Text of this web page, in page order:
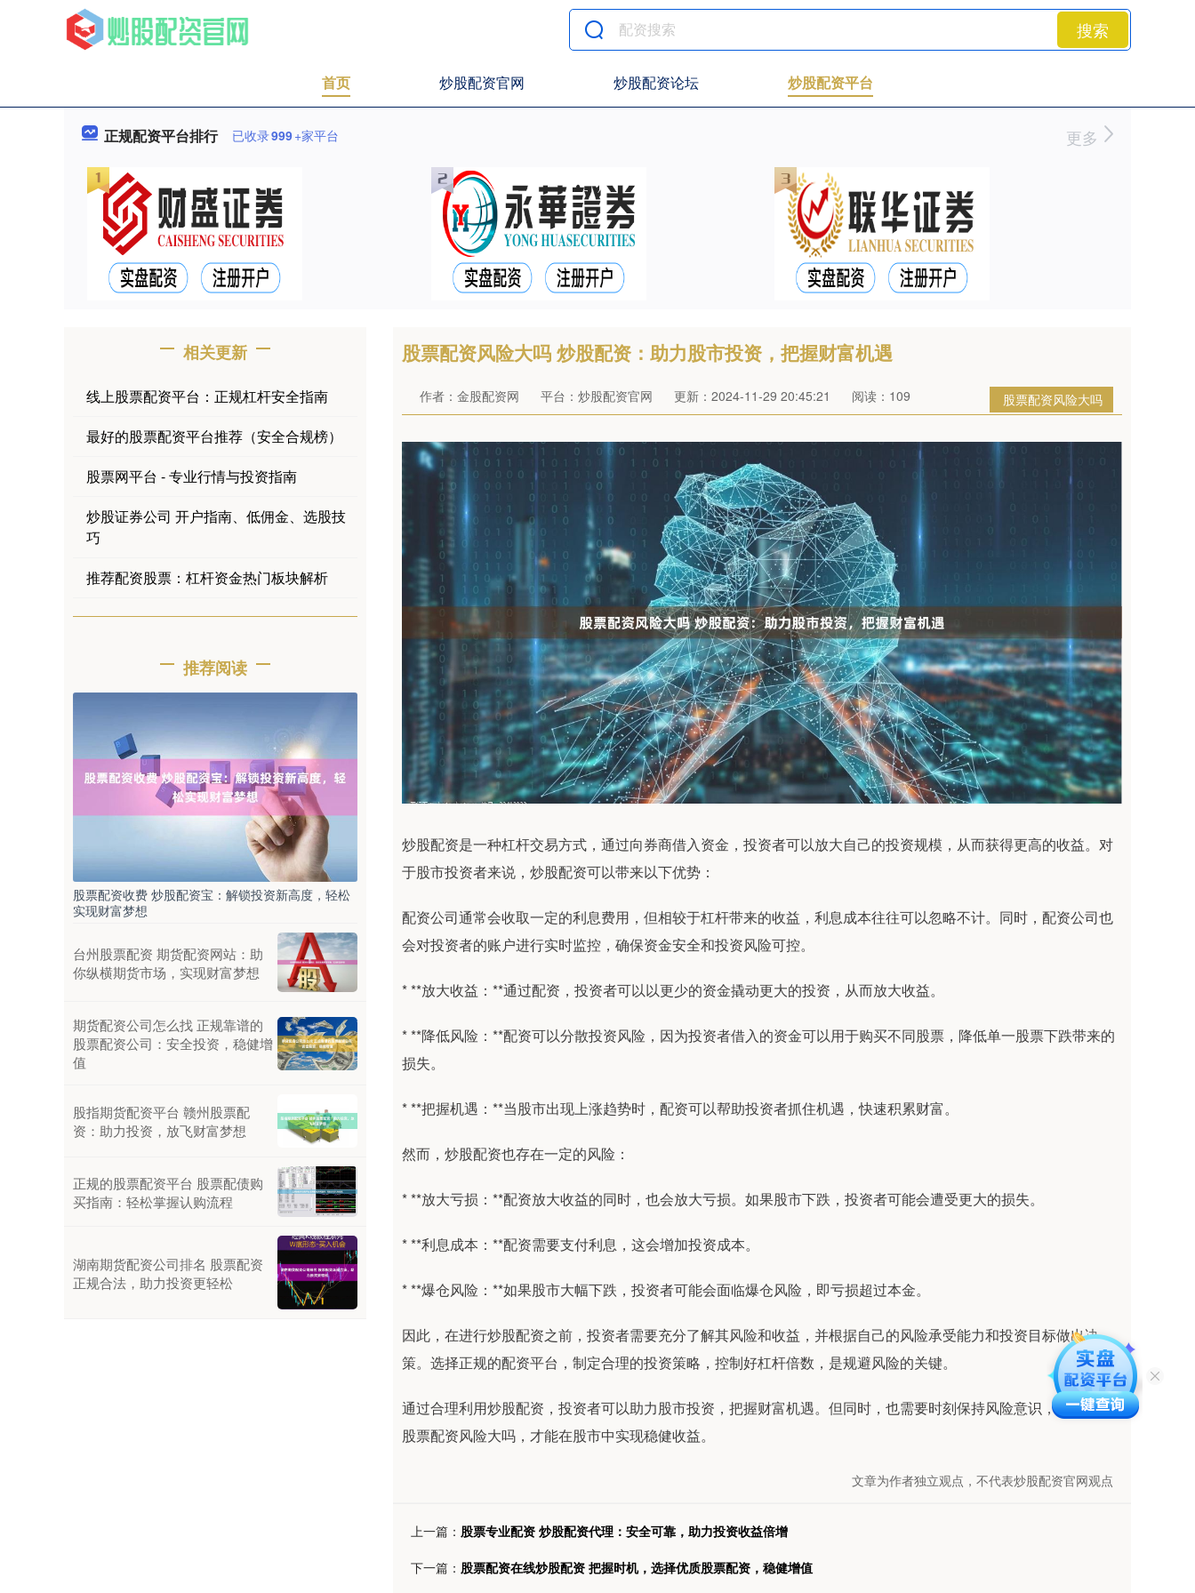
搜索
首页 炒股配资官网 炒股配资论坛 炒股配资平台
正规配资平台排行 已收录999+家平台 更多
股票配资风险大吗 炒股配资：助力股市投资，把握财富机遇
股票配资风险大吗
作者：金股配资网 平台：炒股配资官网 更新：2024-11-29 20:45:21 阅读：109
炒股配资是一种杠杆交易方式，通过向券商借入资金，投资者可以放大自己的投资规模，从而获得更高的收益。对
于股市投资者来说，炒股配资可以带来以下优势：
配资公司通常会收取一定的利息费用，但相较于杠杆带来的收益，利息成本往往可以忽略不计。同时，配资公司也
会对投资者的账户进行实时监控，确保资金安全和投资风险可控。
* **放大收益：**通过配资，投资者可以以更少的资金撬动更大的投资，从而放大收益。
* **降低风险：**配资可以分散投资风险，因为投资者借入的资金可以用于购买不同股票，降低单一股票下跌带来的
损失。
* **把握机遇：**当股市出现上涨趋势时，配资可以帮助投资者抓住机遇，快速积累财富。
然而，炒股配资也存在一定的风险：
* **放大亏损：**配资放大收益的同时，也会放大亏损。如果股市下跌，投资者可能会遭受更大的损失。
* **利息成本：**配资需要支付利息，这会增加投资成本。
* **爆仓风险：**如果股市大幅下跌，投资者可能会面临爆仓风险，即亏损超过本金。
因此，在进行炒股配资之前，投资者需要充分了解其风险和收益，并根据自己的风险承受能力和投资目标做出决
策。选择正规的配资平台，制定合理的投资策略，控制好杠杆倍数，是规避风险的关键。
通过合理利用炒股配资，投资者可以助力股市投资，把握财富机遇。但同时，也需要时刻保持风险意识，谨慎操作
股票配资风险大吗，才能在股市中实现稳健收益。
文章为作者独立观点，不代表炒股配资官网观点
上一篇： 股票专业配资 炒股配资代理：安全可靠，助力投资收益倍增
下一篇： 股票配资在线炒股配资 把握时机，选择优质股票配资，稳健增值
相关更新
线上股票配资平台：正规杠杆安全指南
最好的股票配资平台推荐（安全合规榜）
股票网平台 - 专业行情与投资指南
炒股证券公司 开户指南、低佣金、选股技
巧
推荐配资股票：杠杆资金热门板块解析
推荐阅读
股票配资收费 炒股配资宝：解锁投资新高度，轻松
实现财富梦想
台州股票配资 期货配资网站：助
你纵横期货市场，实现财富梦想
期货配资公司怎么找 正规靠谱的
股票配资公司：安全投资，稳健增
值
股指期货配资平台 赣州股票配
资：助力投资，放飞财富梦想
正规的股票配资平台 股票配债购
买指南：轻松掌握认购流程
湖南期货配资公司排名 股票配资
正规合法，助力投资更轻松